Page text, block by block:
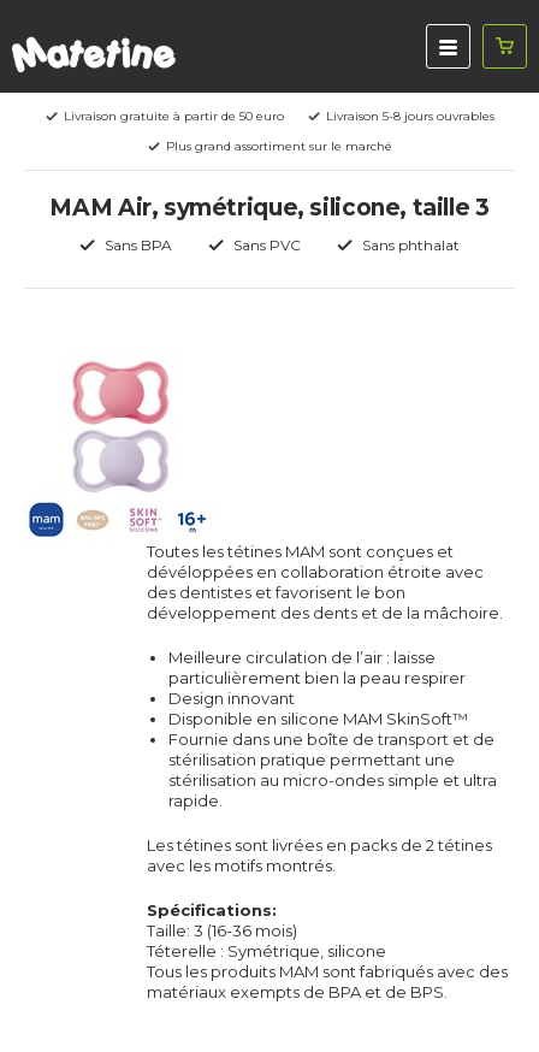
Livraison gratuite à partir de 50 euro
Livraison 5-8 jours ouvrables
Plus grand assortiment sur le marché
MAM Air, symétrique, silicone, taille 3
Sans BPA Sans PVC Sans phthalat
Toutes les tétines MAM sont conçues et
dévéloppées en collaboration étroite avec
des dentistes et favorisent le bon
développement des dents et de la mâchoire.
Meilleure circulation de l’air : laisse
particulièrement bien la peau respirer
Design innovant
Disponible en silicone MAM SkinSoft™
Fournie dans une boîte de transport et de
stérilisation pratique permettant une
stérilisation au micro-ondes simple et ultra
rapide.
Les tétines sont livrées en packs de 2 tétines
avec les motifs montrés.
Spécifications:
Taille: 3 (16-36 mois)
Téterelle : Symétrique, silicone
Tous les produits MAM sont fabriqués avec des
matériaux exempts de BPA et de BPS.